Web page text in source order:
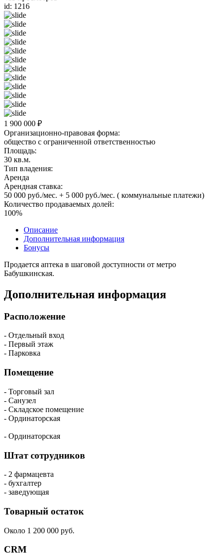
id: 1216
1 900 000 ₽
Организационно-правовая форма:
общество с ограниченной ответственностью
Площадь:
30 кв.м.
Тип владения:
Аренда
Арендная ставка:
50 000 руб./мес. + 5 000 руб./мес. ( коммунальные платежи)
Количество продаваемых долей:
100%
Описание
Дополнительная информация
Бонусы
Продается аптека в шаговой доступности от метро
Бабушкинская.
Дополнительная информация
Расположение
- Отдельный вход
- Первый этаж
- Парковка
Помещение
- Торговый зал
- Санузел
- Складское помещение
- Ординаторская
- Ординаторская
Штат сотрудников
- 2 фармацевта
- бухгалтер
- заведующая
Товарный остаток
Около 1 200 000 руб.
CRM